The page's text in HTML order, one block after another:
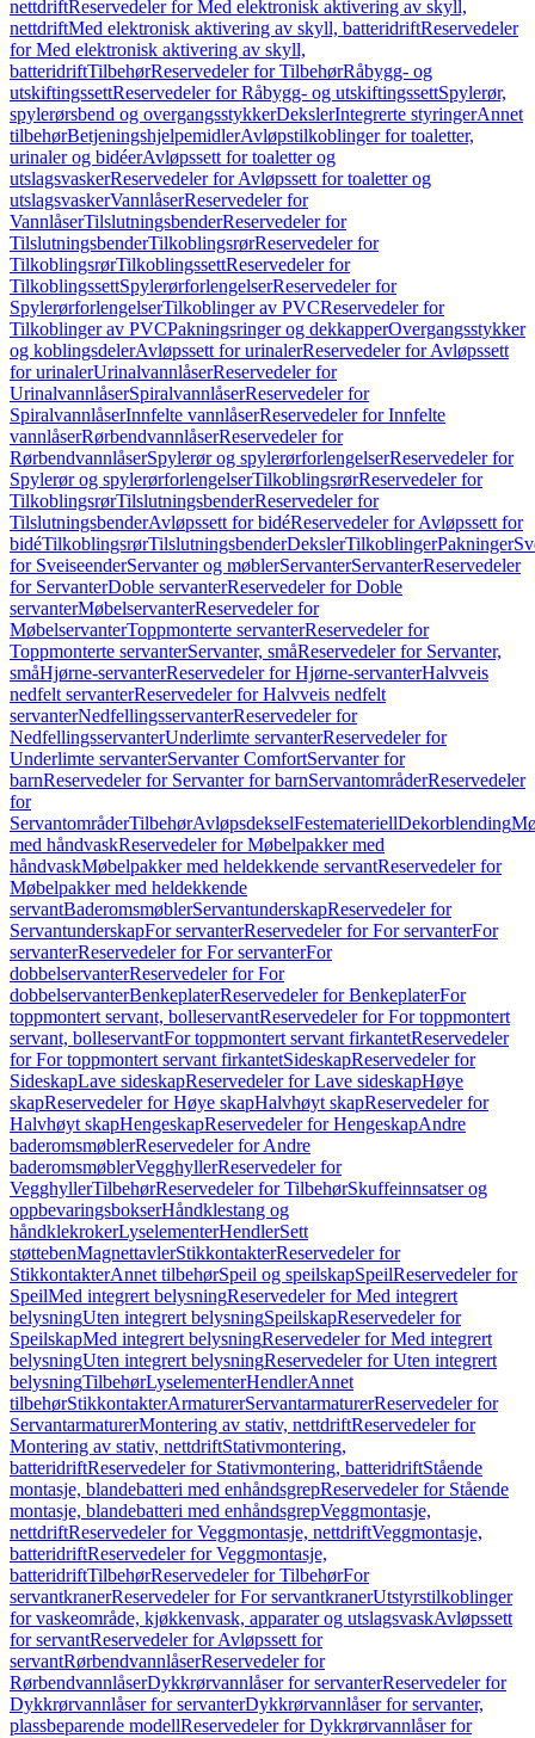
nettdriftReservedeler for Med elektronisk aktivering av skyll,
nettdriftMed elektronisk aktivering av skyll, batteridriftReservedeler
for Med elektronisk aktivering av skyll,
batteridriftTilbehørReservedeler for TilbehørRåbygg- og
utskiftingssettReservedeler for Råbygg- og utskiftingssettSpylerør,
spylerørsbend og overgangsstykkerDekslerIntegrerte styringerAnnet
tilbehørBetjeningshjelpemidlerAvløpstilkoblinger for toaletter,
urinaler og bidéerAvløpssett for toaletter og
utslagsvaskerReservedeler for Avløpssett for toaletter og
utslagsvaskerVannlåserReservedeler for
VannlåserTilslutningsbenderReservedeler for
TilslutningsbenderTilkoblingsrørReservedeler for
TilkoblingsrørTilkoblingssettReservedeler for
TilkoblingssettSpylerørforlengelserReservedeler for
SpylerørforlengelserTilkoblinger av PVCReservedeler for
Tilkoblinger av PVCPakningsringer og dekkapperOvergangsstykker
og koblingsdelerAvløpssett for urinalerReservedeler for Avløpssett
for urinalerUrinalvannlåserReservedeler for
UrinalvannlåserSpiralvannlåserReservedeler for
SpiralvannlåserInnfelte vannlåserReservedeler for Innfelte
vannlåserRørbendvannlåserReservedeler for
RørbendvannlåserSpylerør og spylerørforlengelserReservedeler for
Spylerør og spylerørforlengelserTilkoblingsrørReservedeler for
TilkoblingsrørTilslutningsbenderReservedeler for
TilslutningsbenderAvløpssett for bidéReservedeler for Avløpssett for
bidéTilkoblingsrørTilslutningsbenderDekslerTilkoblingerPakninger
for SveiseenderServanter og møblerServanterServanterReservedeler
for ServanterDoble servanterReservedeler for Doble
servanterMøbelservanterReservedeler for
MøbelservanterToppmonterte servanterReservedeler for
Toppmonterte servanterServanter, småReservedeler for Servanter,
småHjørne-servanterReservedeler for Hjørne-servanterHalvveis
nedfelt servanterReservedeler for Halvveis nedfelt
servanterNedfellingsservanterReservedeler for
NedfellingsservanterUnderlimte servanterReservedeler for
Underlimte servanterServanter ComfortServanter for
barnReservedeler for Servanter for barnServantområderReservedeler
for
ServantområderTilbehørAvløpsdekselFestemateriellDekorblending
med håndvaskReservedeler for Møbelpakker med
håndvaskMøbelpakker med heldekkende servantReservedeler for
Møbelpakker med heldekkende
servantBaderomsmøblerServantunderskapReservedeler for
ServantunderskapFor servanterReservedeler for For servanterFor
servanterReservedeler for For servanterFor
dobbelservanterReservedeler for For
dobbelservanterBenkeplaterReservedeler for BenkeplaterFor
toppmontert servant, bolleservantReservedeler for For toppmontert
servant, bolleservantFor toppmontert servant firkantetReservedeler
for For toppmontert servant firkantetSideskapReservedeler for
SideskapLave sideskapReservedeler for Lave sideskapHøye
skapReservedeler for Høye skapHalvhøyt skapReservedeler for
Halvhøyt skapHengeskapReservedeler for HengeskapAndre
baderomsmøblerReservedeler for Andre
baderomsmøblerVegghyllerReservedeler for
VegghyllerTilbehørReservedeler for TilbehørSkuffeinnsatser og
oppbevaringsbokserHåndklestang og
håndklekrokerLyselementerHendlerSett
støttebenMagnettavlerStikkontakterReservedeler for
StikkontakterAnnet tilbehørSpeil og speilskapSpeilReservedeler for
SpeilMed integrert belysningReservedeler for Med integrert
belysningUten integrert belysningSpeilskapReservedeler for
SpeilskapMed integrert belysningReservedeler for Med integrert
belysningUten integrert belysningReservedeler for Uten integrert
belysningTilbehørLyselementerHendlerAnnet
tilbehørStikkontakterArmaturerServantarmaturerReservedeler for
ServantarmaturerMontering av stativ, nettdriftReservedeler for
Montering av stativ, nettdriftStativmontering,
batteridriftReservedeler for Stativmontering, batteridriftStående
montasje, blandebatteri med enhåndsgrepReservedeler for Stående
montasje, blandebatteri med enhåndsgrepVeggmontasje,
nettdriftReservedeler for Veggmontasje, nettdriftVeggmontasje,
batteridriftReservedeler for Veggmontasje,
batteridriftTilbehørReservedeler for TilbehørFor
servantkranerReservedeler for For servantkranerUtstyrstilkoblinger
for vaskeområde, kjøkkenvask, apparater og utslagsvaskAvløpssett
for servantReservedeler for Avløpssett for
servantRørbendvannlåserReservedeler for
RørbendvannlåserDykkrørvannlåser for servanterReservedeler for
Dykkrørvannlåser for servanterDykkrørvannlåser for servanter,
plassbeparende modellReservedeler for Dykkrørvannlåser for